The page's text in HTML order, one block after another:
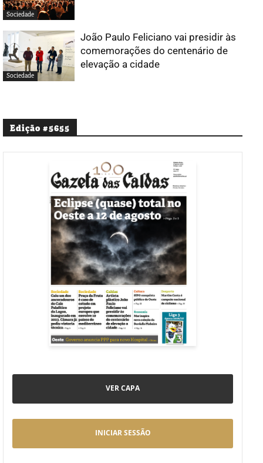
Sociedade
Sociedade
João Paulo Feliciano vai presidir às
comemorações do centenário de
elevação a cidade
Edição #5655
VER CAPA
INICIAR SESSÃO